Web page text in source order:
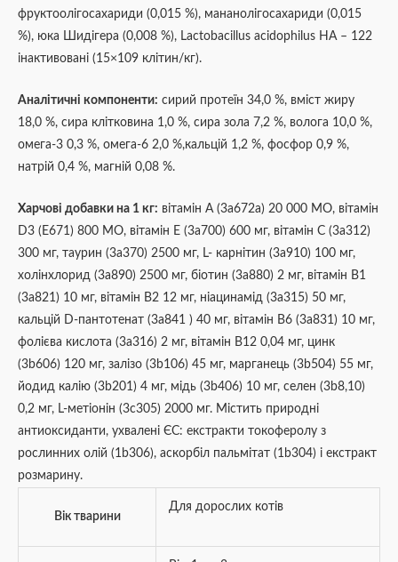
фруктоолігосахариди (0,015 %), мананолігосахариди (0,015
%), юка Шидігера (0,008 %), Lactobacillus acidophilus HA – 122
інактивовані (15×109 клітин/кг).
Аналітичні компоненти: сирий протеїн 34,0 %, вміст жиру
18,0 %, сира клітковина 1,0 %, сира зола 7,2 %, волога 10,0 %,
омега-3 0,3 %, омега-6 2,0 %,кальцій 1,2 %, фосфор 0,9 %,
натрій 0,4 %, магній 0,08 %.
Харчові добавки на 1 кг: вітамін А (3a672a) 20 000 МО, вітамін
D3 (E671) 800 МО, вітамін Е (3a700) 600 мг, вітамін С (3a312)
300 мг, таурин (3a370) 2500 мг, L- карнітин (3a910) 100 мг,
холінхлорид (3a890) 2500 мг, біотин (3a880) 2 мг, вітамін B1
(3a821) 10 мг, вітамін B2 12 мг, ніацинамід (3a315) 50 мг,
кальцій D-пантотенат (3a841 ) 40 мг, вітамін B6 (3a831) 10 мг,
фолієва кислота (3a316) 2 мг, вітамін B12 0,04 мг, цинк
(3b606) 120 мг, залізо (3b106) 45 мг, марганець (3b504) 55 мг,
йодид калію (3b201) 4 мг, мідь (3b406) 10 мг, селен (3b8,10)
0,2 мг, L-метіонін (3c305) 2000 мг. Містить природні
антиоксиданти, ухвалені ЄС: екстракти токоферолу з
рослинних олій (1b306), аскорбіл пальмітат (1b304) і екстракт
розмарину.
Вік тварини
Для дорослих котів